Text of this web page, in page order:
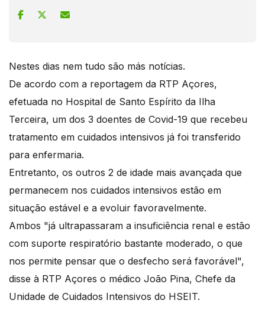
Nestes dias nem tudo são más notícias.
De acordo com a reportagem da RTP Açores,
efetuada no Hospital de Santo Espírito da Ilha
Terceira, um dos 3 doentes de Covid-19 que recebeu
tratamento em cuidados intensivos já foi transferido
para enfermaria.
Entretanto, os outros 2 de idade mais avançada que
permanecem nos cuidados intensivos estão em
situação estável e a evoluir favoravelmente.
Ambos "já ultrapassaram a insuficiência renal e estão
com suporte respiratório bastante moderado, o que
nos permite pensar que o desfecho será favorável",
disse à RTP Açores o médico João Pina, Chefe da
Unidade de Cuidados Intensivos do HSEIT.